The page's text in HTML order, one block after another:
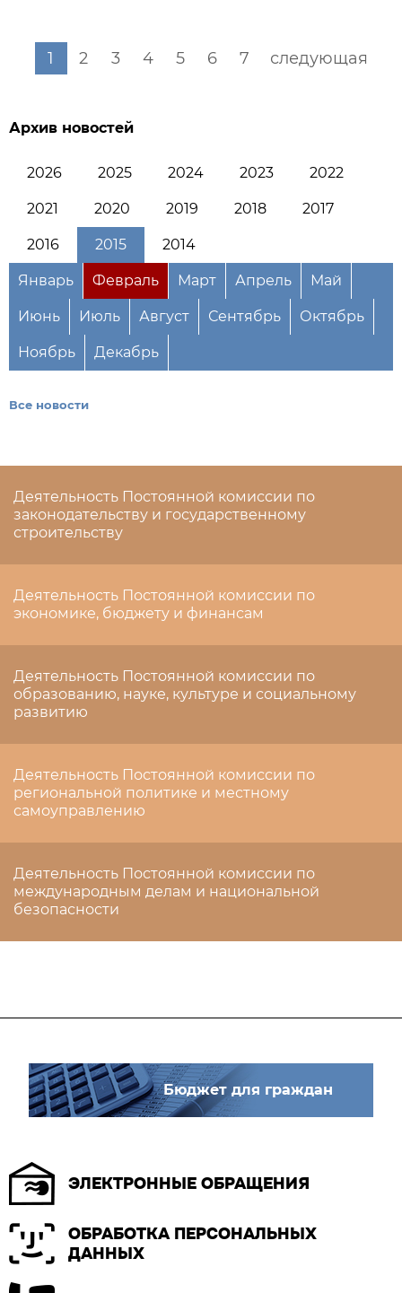
1 2 3 4 5 6 7 следующая
Архив новостей
2026 2025 2024 2023 2022
2021 2020 2019 2018 2017
2016 2015 2014
Январь Февраль Март Апрель Май
Июнь Июль Август Сентябрь Октябрь
Ноябрь Декабрь
Все новости
Деятельность Постоянной комиссии по
законодательству и государственному
строительству
Деятельность Постоянной комиссии по
экономике, бюджету и финансам
Деятельность Постоянной комиссии по
образованию, науке, культуре и социальному
развитию
Деятельность Постоянной комиссии по
региональной политике и местному
самоуправлению
Деятельность Постоянной комиссии по
международным делам и национальной
безопасности
Бюджет для граждан
ЭЛЕКТРОННЫЕ ОБРАЩЕНИЯ
ОБРАБОТКА ПЕРСОНАЛЬНЫХ
ДАННЫХ